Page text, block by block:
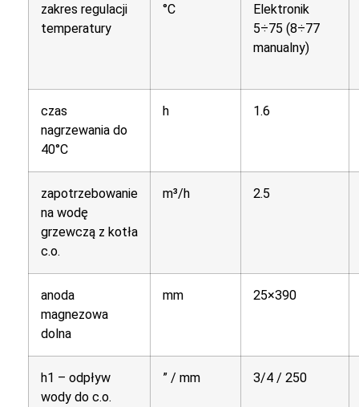
zakres regulacji
temperatury
°C
Elektronik
5÷75 (8÷77
manualny)
czas
nagrzewania do
40°C
h 1.6
zapotrzebowanie
na wodę
grzewczą z kotła
c.o.
m³/h 2.5
anoda
magnezowa
dolna
mm 25×390
h1 – odpływ
wody do c.o.
” / mm 3/4 / 250